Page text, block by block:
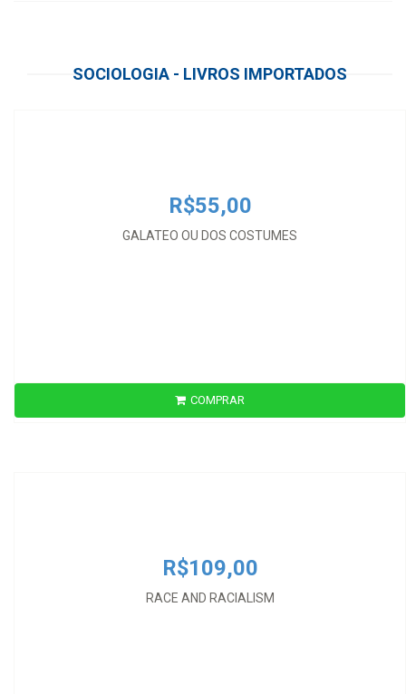
SOCIOLOGIA - LIVROS IMPORTADOS
R$55,00
GALATEO OU DOS COSTUMES
R$55,00
COMPRAR
R$109,00
RACE AND RACIALISM
R$109,00